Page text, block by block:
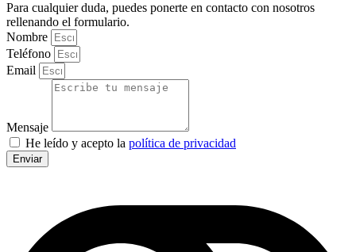
Para cualquier duda, puedes ponerte en contacto con nosotros
rellenando el formulario.
Nombre
Teléfono
Email
Mensaje
He leído y acepto la política de privacidad
Enviar